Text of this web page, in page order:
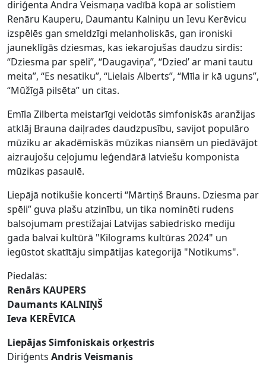
diriģenta Andra Veismaņa vadībā kopā ar solistiem
Renāru Kauperu, Daumantu Kalniņu un Ievu Kerēvicu
izspēlēs gan smeldzīgi melanholiskās, gan ironiski
jauneklīgās dziesmas, kas iekarojušas daudzu sirdis:
“Dziesma par spēli”, “Daugaviņa”, “Dzied’ ar mani tautu
meita”, “Es nesatiku”, “Lielais Alberts”, “Mīla ir kā uguns”,
“Mūžīgā pilsēta” un citas.
Emīla Zilberta meistarīgi veidotās simfoniskās aranžijas
atklāj Brauna daiļrades daudzpusību, savijot populāro
mūziku ar akadēmiskās mūzikas niansēm un piedāvājot
aizraujošu ceļojumu leģendārā latviešu komponista
mūzikas pasaulē.
Liepājā notikušie koncerti “Mārtiņš Brauns. Dziesma par
spēli” guva plašu atzinību, un tika nominēti rudens
balsojumam prestižajai Latvijas sabiedrisko mediju
gada balvai kultūrā "Kilograms kultūras 2024" un
iegūstot skatītāju simpātijas kategorijā "Notikums".
Piedalās:
Renārs KAUPERS
Daumants KALNIŅŠ
Ieva KERĒVICA
Liepājas Simfoniskais orķestris
Diriģents Andris Veismanis